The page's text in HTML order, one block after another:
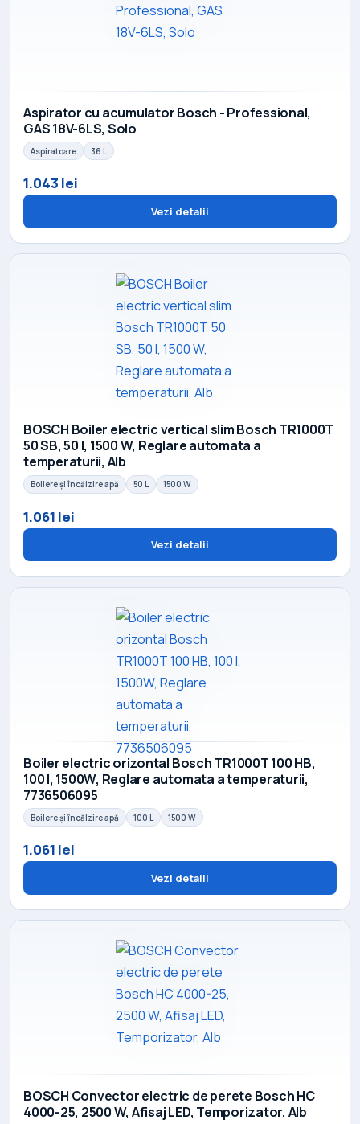
Aspirator cu acumulator Bosch - Professional,
GAS 18V-6LS, Solo
Aspiratoare 36 L
1.043 lei
Vezi detalii
BOSCH Boiler electric vertical slim Bosch TR1000T
50 SB, 50 l, 1500 W, Reglare automata a
temperaturii, Alb
Boilere și încălzire apă 50 L 1500 W
1.061 lei
Vezi detalii
Boiler electric orizontal Bosch TR1000T 100 HB,
100 l, 1500W, Reglare automata a temperaturii,
7736506095
Boilere și încălzire apă 100 L 1500 W
1.061 lei
Vezi detalii
BOSCH Convector electric de perete Bosch HC
4000-25, 2500 W, Afisaj LED, Temporizator, Alb